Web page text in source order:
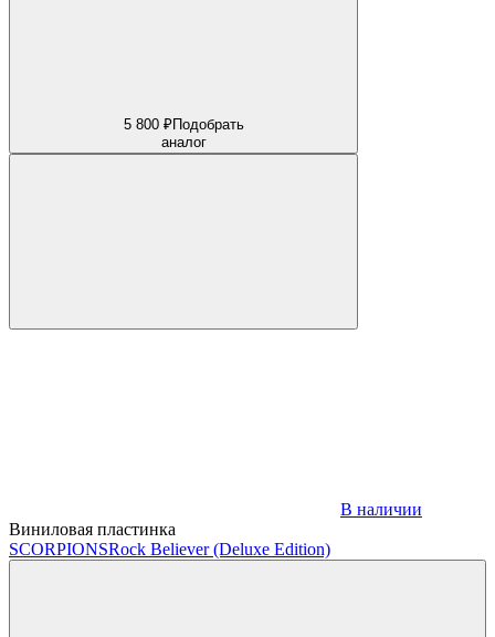
5 800 ₽Подобрать
аналог
В наличии
Виниловая пластинка
SCORPIONSRock Believer (Deluxe Edition)